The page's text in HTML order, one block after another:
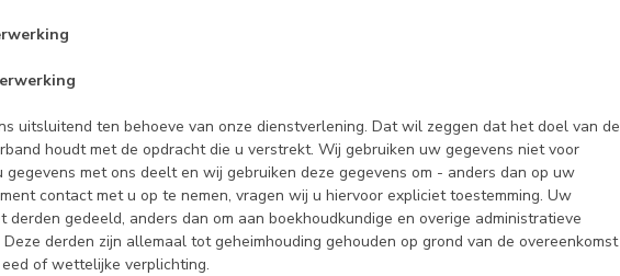
uitsluitend ten behoeve van onze dienstverlening. Dat wil zeggen dat het doel van de
houdt met de opdracht die u verstrekt. Wij gebruiken uw gegevens niet voor
gegevens met ons deelt en wij gebruiken deze gegevens om - anders dan op uw
contact met u op te nemen, vragen wij u hiervoor expliciet toestemming. Uw
derden gedeeld, anders dan om aan boekhoudkundige en overige administratieve
derden zijn allemaal tot geheimhouding gehouden op grond van de overeenkomst
of wettelijke verplichting.